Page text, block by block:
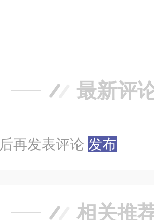
最新评
后再发表评论 发布
相关推